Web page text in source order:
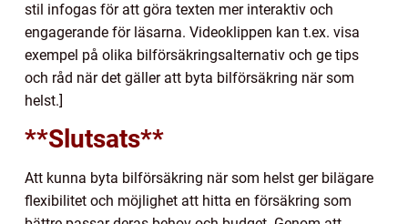
stil infogas för att göra texten mer interaktiv och
engagerande för läsarna. Videoklippen kan t.ex. visa
exempel på olika bilförsäkringsalternativ och ge tips
och råd när det gäller att byta bilförsäkring när som
helst.]
**Slutsats**
Att kunna byta bilförsäkring när som helst ger bilägare
flexibilitet och möjlighet att hitta en försäkring som